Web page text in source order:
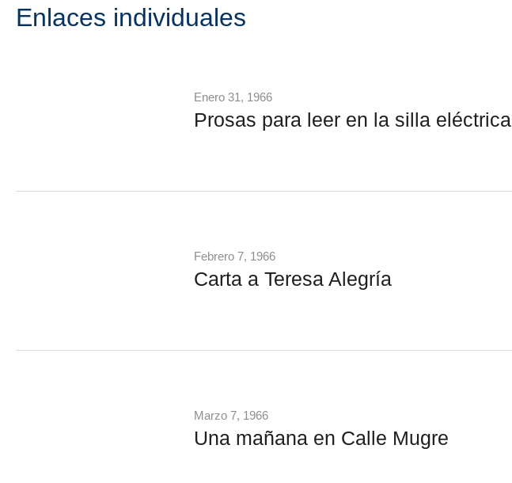
Enlaces individuales
Enero 31, 1966
Prosas para leer en la silla eléctrica
Febrero 7, 1966
Carta a Teresa Alegría
Marzo 7, 1966
Una mañana en Calle Mugre